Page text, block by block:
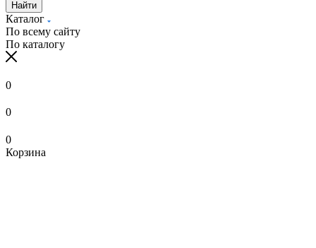
Найти
Каталог
По всему сайту
По каталогу
0
0
0
Корзина